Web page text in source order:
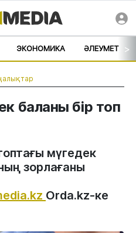
ЭКОНОМИКА ӘЛЕУМЕТ >
баланы бір топ
мүгедек
зорлағаны
Orda.kz-ке